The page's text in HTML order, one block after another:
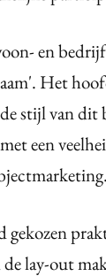
en
Het
stijl van dit
een
gekozen
lay-out